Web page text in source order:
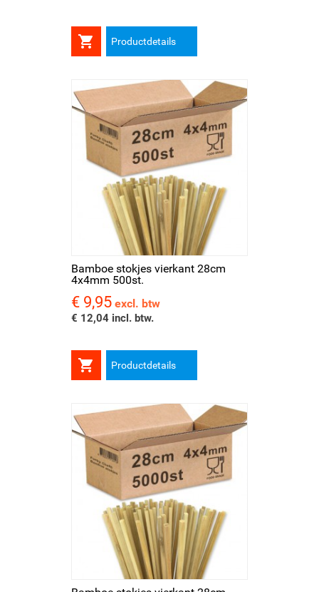
 Productdetails
Bamboe stokjes vierkant 28cm
4x4mm 500st.
Prijs
€ 9,95 excl. btw
€ 12,04 incl. btw.
 Productdetails